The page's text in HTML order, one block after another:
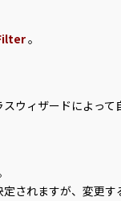
。
ウィザードによっ
されますが、変更す